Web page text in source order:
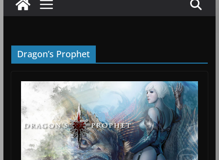
Dragon’s Prophet